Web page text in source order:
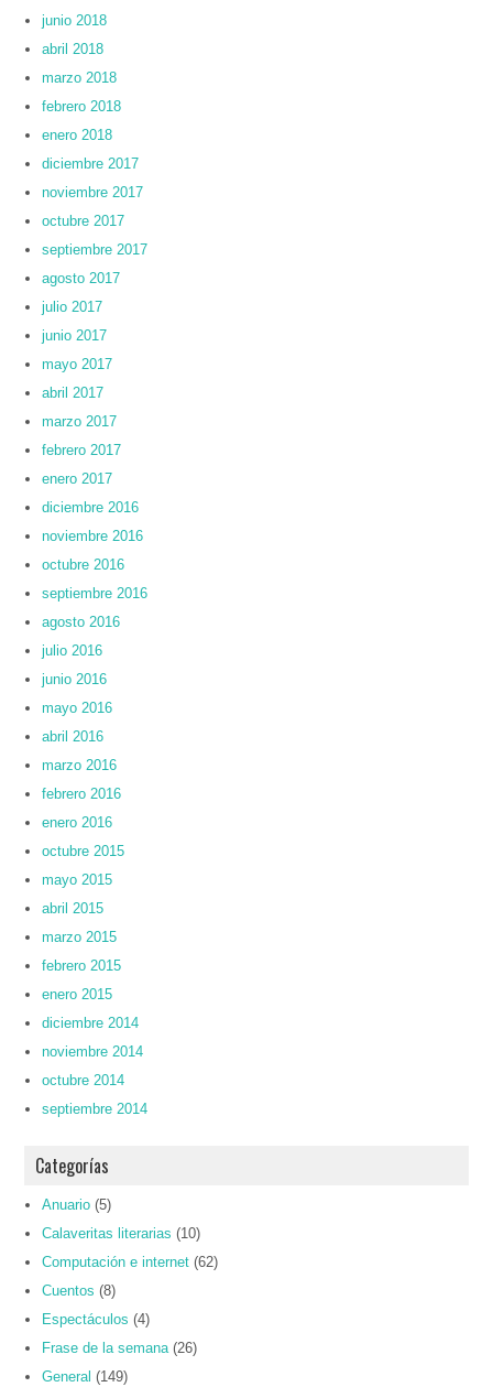
junio 2018
abril 2018
marzo 2018
febrero 2018
enero 2018
diciembre 2017
noviembre 2017
octubre 2017
septiembre 2017
agosto 2017
julio 2017
junio 2017
mayo 2017
abril 2017
marzo 2017
febrero 2017
enero 2017
diciembre 2016
noviembre 2016
octubre 2016
septiembre 2016
agosto 2016
julio 2016
junio 2016
mayo 2016
abril 2016
marzo 2016
febrero 2016
enero 2016
octubre 2015
mayo 2015
abril 2015
marzo 2015
febrero 2015
enero 2015
diciembre 2014
noviembre 2014
octubre 2014
septiembre 2014
Categorías
Anuario (5)
Calaveritas literarias (10)
Computación e internet (62)
Cuentos (8)
Espectáculos (4)
Frase de la semana(26)
General (149)